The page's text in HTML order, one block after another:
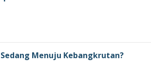
Menuju Kebangkrutan?